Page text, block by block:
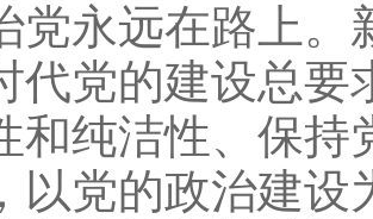
党永远在路上。
代党的建设总要
和纯洁性、保
以党的政治建